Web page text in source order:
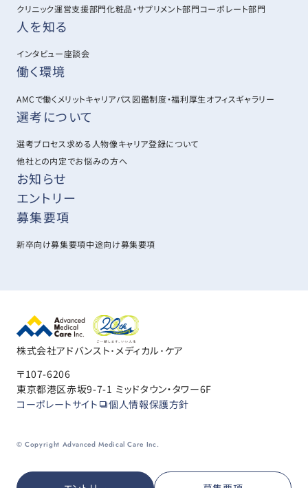
クリニック運営支援部門化粧品・サプリメント部門コーポレート部門
人を知る
インタビュー座談会
働く環境
AMCで働くメリットキャリアパス図鑑制度・福利厚生オフィスギャラリー
選考について
選考プロセス求める人物像キャリア登録について
他社との内定でお悩みの方へ
お知らせ
エントリー
募集要項
新卒向け募集要項中途向け募集要項
株式会社アドバンスト･メディカル･ケア
〒107-6206
東京都港区赤坂9-7-1 ミッドタウン・タワー6F
コーポレートサイト 個人情報保護方針
© Copyright Advanced Medical Care Inc.